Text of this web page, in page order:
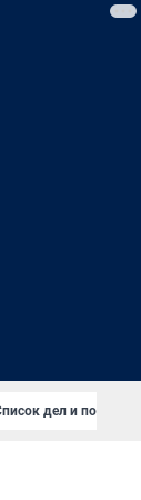
дел и покупок